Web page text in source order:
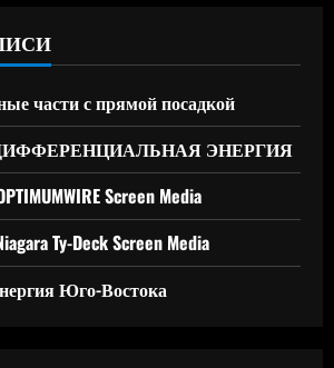
части с прямой посадкой
ДИФФЕРЕНЦИАЛЬНАЯ ЭНЕРГИЯ
Screen Media
Ty-Deck Screen Media
Юго-Востока